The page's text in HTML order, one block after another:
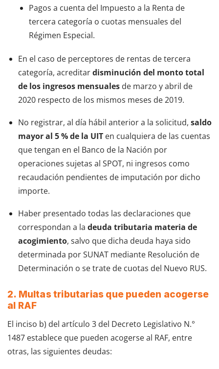
Pagos a cuenta del Impuesto a la Renta de
tercera categoría o cuotas mensuales del
Régimen Especial.
En el caso de perceptores de rentas de tercera
categoría, acreditardisminución del monto total
de los ingresos mensuales de marzo y abril de
2020 respecto de los mismos meses de 2019.
No registrar, al día hábil anterior a la solicitud, saldo
mayor al 5 % de la UIT en cualquiera de las cuentas
que tengan en el Banco de la Nación por
operaciones sujetas al SPOT, ni ingresos como
recaudación pendientes de imputación por dicho
importe.
Haber presentado todas las declaraciones que
correspondan a la deuda tributaria materia de
acogimiento, salvo que dicha deuda haya sido
determinada por SUNAT mediante Resolución de
Determinación o se trate de cuotas del Nuevo RUS.
2. Multas tributarias que pueden acogerse
al RAF
El inciso b) del artículo 3 del Decreto Legislativo N.°
1487 establece que pueden acogerse al RAF, entre
otras, las siguientes deudas: